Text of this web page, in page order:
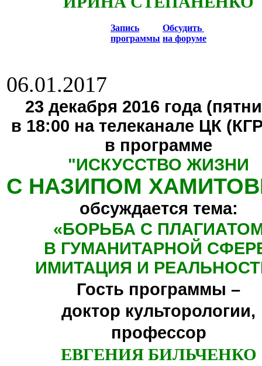
Запись
программы
Обсудить
на форуме
06.01.2017
23 декабря 2016 года
в 18:00 на телеканале ЦК
в программе
"ИСКУССТВО ЖИЗНИ
С НАЗИПОМ
обсуждается тема:
«БОРЬБА С
В ГУМАНИТАРНОЙ
ИМИТАЦИЯ И
Гость программы –
доктор культорологии,
профессор
ЕВГЕНИЯ БИЛЬЧЕНКО